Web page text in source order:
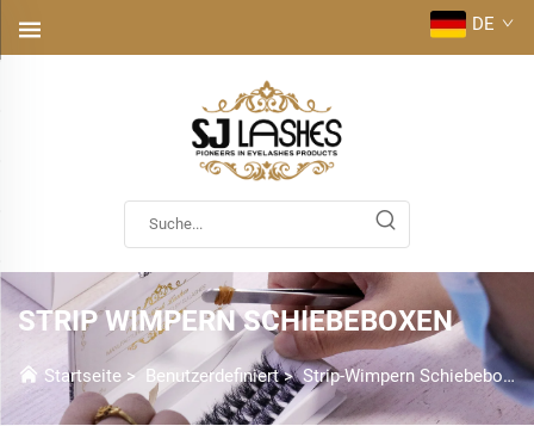
DE
STRIP WIMPERN SCHIEBEBOXEN
Startseite > Benutzerdefiniert>Strip-Wimpern Schiebeboxen